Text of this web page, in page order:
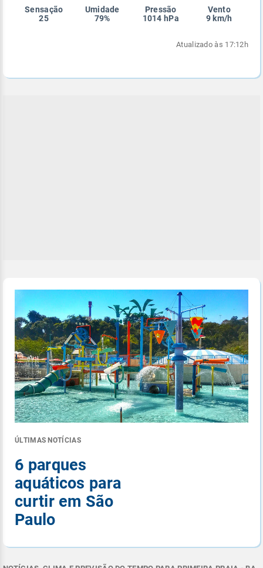
Sensação
25
Umidade
79%
Pressão
1014 hPa
Vento
9 km/h
Atualizado às 17:12h
ÚLTIMAS NOTÍCIAS
6 parques
aquáticos para
curtir em São
Paulo
Enviar
Enviar
Enviar
Enviar
Enviar